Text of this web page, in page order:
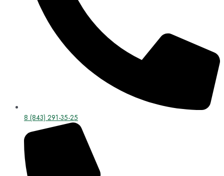
8 (843) 291-35-25